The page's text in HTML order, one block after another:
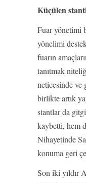
Küçülen
Fuar yönetimi
yönelimi
fuarın
tanıtmak
neticesinde ve
birlikte artık
stantlar da
kaybetti, hem
Nihayetinde
konuma geri
Son iki yıldır